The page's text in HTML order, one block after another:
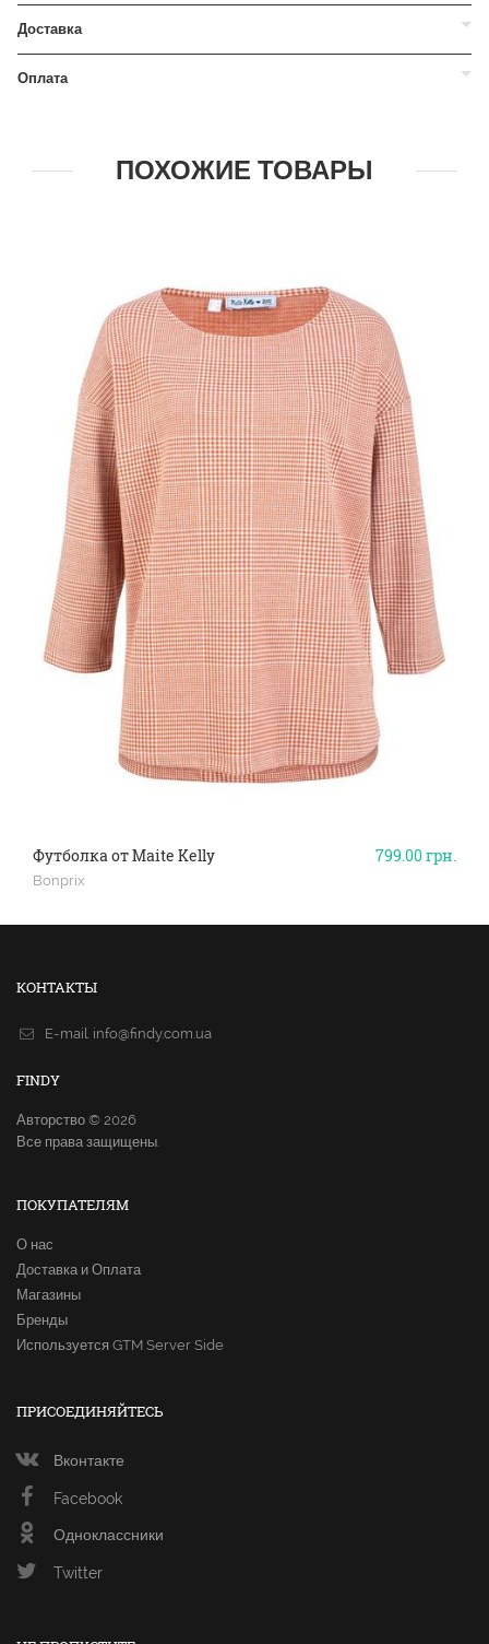
Доставка
Оплата
ПОХОЖИЕ ТОВАРЫ
799.00грн.
Футболка от Maite Kelly
Bonprix
КОНТАКТЫ
E-mail. info@findy.com.ua
FINDY
Авторство © 2026
Все права защищены.
ПОКУПАТЕЛЯМ
О нас
Доставка и Оплата
Магазины
Бренды
Используется GTM Server Side
ПРИСОЕДИНЯЙТЕСЬ
Вконтакте
Facebook
Одноклассники
Twitter